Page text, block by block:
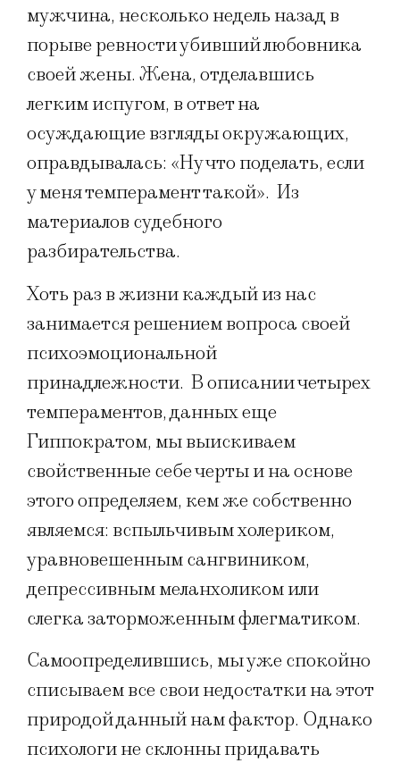
мужчина, несколько недель назад в
порыве ревности убивший любовника
своей жены. Жена, отделавшись
легким испугом, в ответ на
осуждающие взгляды окружающих,
оправдывалась: «Ну что поделать, если
у меня темперамент такой». Из
материалов судебного
разбирательства.
Хоть раз в жизни каждый из нас
занимается решением вопроса своей
психоэмоциональной
принадлежности. В описании четырех
темпераментов, данных еще
Гиппократом, мы выискиваем
свойственные себе черты и на основе
этого определяем, кем же собственно
являемся: вспыльчивым холериком,
уравновешенным сангвиником,
депрессивным меланхоликом или
слегка заторможенным флегматиком.
Самоопределившись, мы уже спокойно
списываем все свои недостатки на этот
природой данный нам фактор. Однако
психологи не склонны придавать